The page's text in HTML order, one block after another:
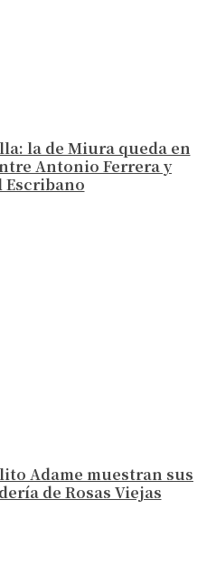
la de Miura queda en
Antonio Ferrera y
Escribano
Adame muestran sus
de Rosas Viejas